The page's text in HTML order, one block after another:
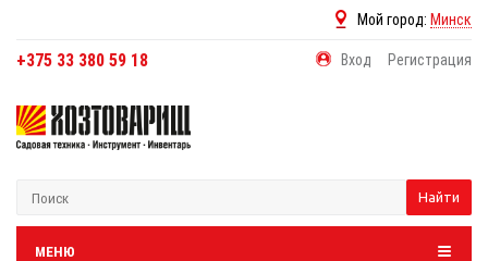
Мой город: Минск
+375 33 380 59 18 Вход Регистрация
Найти
МЕНЮ